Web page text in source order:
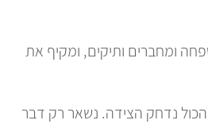
ומחברים ותיקים, ומקיף את
נדחק הצידה. נשאר רק דבר